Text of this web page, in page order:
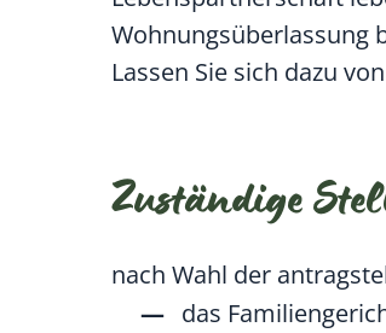
Wohnungsüberlassung
Lassen Sie sich dazu
Zuständige
nach Wahl der
das